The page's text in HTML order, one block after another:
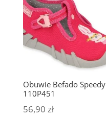
Obuwie Befado Speedy
110P451
56,90 zł